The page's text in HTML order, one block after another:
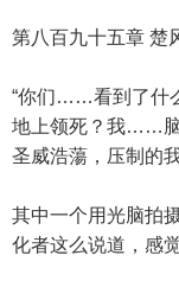
第八百九十五章 楚
“你们……看到了什
地上领死？我……脑
圣威浩蕩，压制的
其中一个用光脑拍
化者这么说道，感